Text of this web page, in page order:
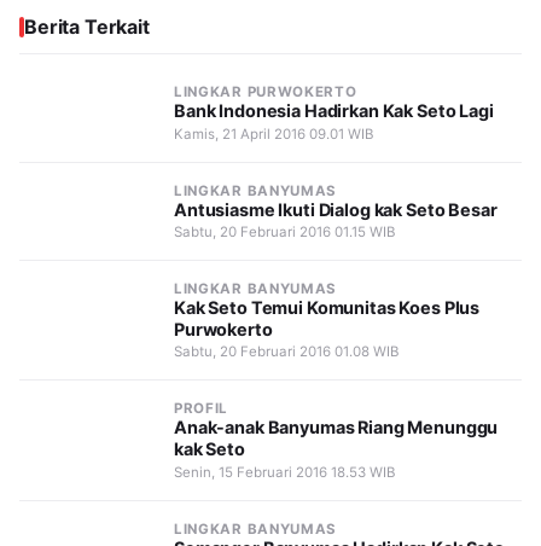
Berita Terkait
LINGKAR PURWOKERTO
Bank Indonesia Hadirkan Kak Seto Lagi
Kamis, 21 April 2016 09.01 WIB
LINGKAR BANYUMAS
Antusiasme Ikuti Dialog kak Seto Besar
Sabtu, 20 Februari 2016 01.15 WIB
LINGKAR BANYUMAS
Kak Seto Temui Komunitas Koes Plus
Purwokerto
Sabtu, 20 Februari 2016 01.08 WIB
PROFIL
Anak-anak Banyumas Riang Menunggu
kak Seto
Senin, 15 Februari 2016 18.53 WIB
LINGKAR BANYUMAS